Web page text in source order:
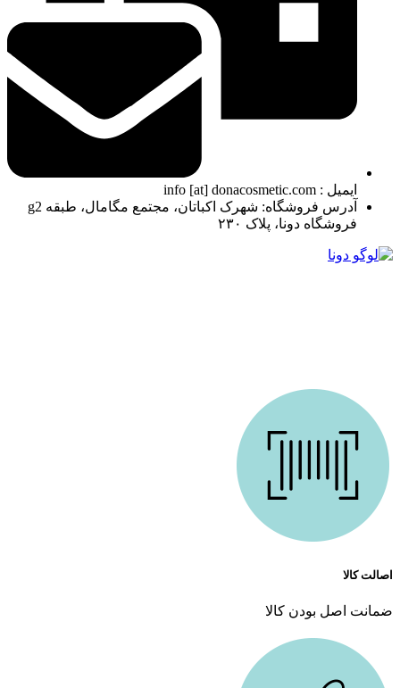
ایمیل : info [at] donacosmetic.com
آدرس فروشگاه: شهرک اکباتان، مجتمع مگامال، طبقه g2
فروشگاه دونا، پلاک ۲۳۰
اصالت کالا
ضمانت اصل بودن کالا